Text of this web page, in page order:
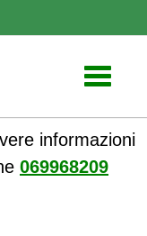
Toggle
informazioni
069968209